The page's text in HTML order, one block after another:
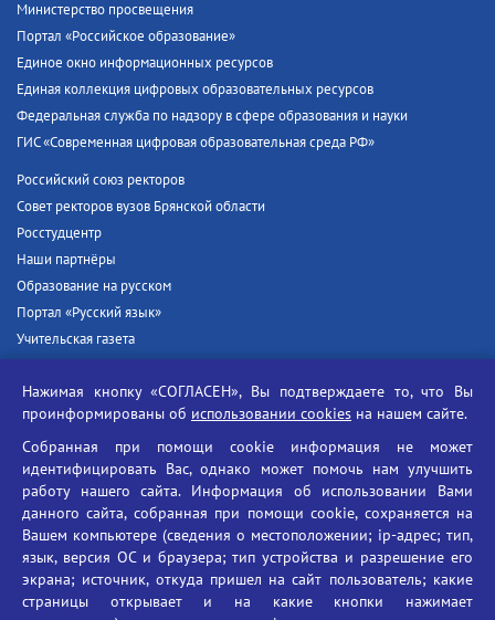
Министерство просвещения
Портал «Российское образование»
Единое окно информационных ресурсов
Единая коллекция цифровых образовательных ресурсов
Федеральная служба по надзору в сфере образования и науки
ГИС «Современная цифровая образовательная среда РФ»
Российский союз ректоров
Совет ректоров вузов Брянской области
Росстудцентр
Наши партнёры
Образование на русском
Портал «Русский язык»
Учительская газета
Единый портал государственных услуг
Противодействие угрозам информационной безопасности
Социальные ролики - Генеральная прокуратура РФ
Противодействие коррупции
БГУ против наркотиков
Брянский государственный университет
имени академика И.Г. Петровского
Нажимая кнопку «СОГЛАСЕН», Вы подтверждаете то, что Вы
проинформированы об использовании cookies на нашем сайте.
Собранная при помощи cookie информация не может
идентифицировать Вас, однако может помочь нам улучшить
работу нашего сайта. Информация об использовании Вами
данного сайта, собранная при помощи cookie, сохраняется на
Вашем компьютере (сведения о местоположении; ip-адрес; тип,
язык, версия ОС и браузера; тип устройства и разрешение его
экрана; источник, откуда пришел на сайт пользователь; какие
страницы открывает и на какие кнопки нажимает